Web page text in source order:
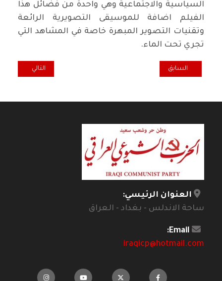
السياسية والاجتماعية وهي واحدة من فضائل هذا
الفيلم اضافة للموسيقى التصويرية الرائعة
وتقنيات التصوير المبهرة خاصة في المشاهد التي
تجري تحت الماء.
المقال السابق: "مجلتي".. رثاء للمجد المضاع !
السابق المقال التالي:
التالي
العنوان الرئيسي:
ساحة الاندلس - بغداد - العراق
Email:
iraqicp@hotmail.com